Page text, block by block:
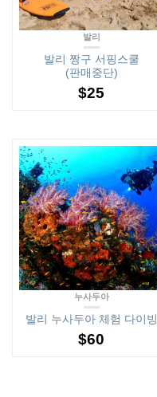
발리
발리 짱구 서핑스쿨
(판매중단)
$25
누사두아
발리 누사두아 체험 다이빙
$60